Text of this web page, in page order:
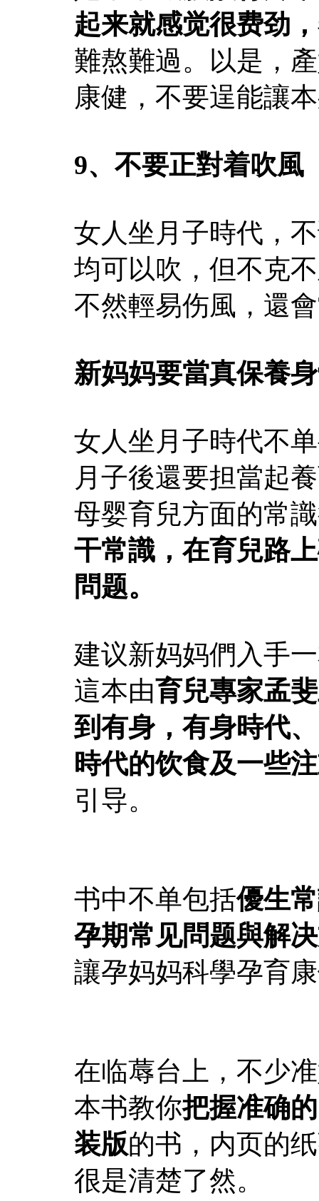
起来就感觉很费劲，
難熬難過。以是，
康健，不要逞能讓
9、不要正對着吹風
女人坐月子時代，
均可以吹，但不克
不然輕易伤風，還
新妈妈要當真保養
女人坐月子時代不
月子後還要担當起
母婴育兒方面的常
干常識，在育兒路
問题。
建议新妈妈們入手
這本由育兒專家孟
到有身，有身時代
時代的饮食及一些
引导。
书中不单包括優生
孕期常见問题與解
讓孕妈妈科學孕育
在临蓐台上，不少
本书教你把握准确
装版的书，内页的
很是清楚了然。